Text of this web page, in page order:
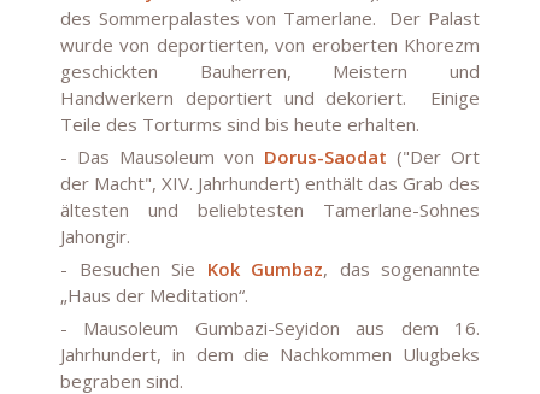
des Sommerpalastes von Tamerlane. Der Palast
wurde von deportierten, von eroberten Khorezm
geschickten Bauherren, Meistern und
Handwerkern deportiert und dekoriert. Einige
Teile des Torturms sind bis heute erhalten.
- Das Mausoleum von Dorus-Saodat ("Der Ort
der Macht", XIV. Jahrhundert) enthält das Grab des
ältesten und beliebtesten Tamerlane-Sohnes
Jahongir.
- Besuchen Sie Kok Gumbaz, das sogenannte
„Haus der Meditation“.
- Mausoleum Gumbazi-Seyidon aus dem 16.
Jahrhundert, in dem die Nachkommen Ulugbeks
begraben sind.